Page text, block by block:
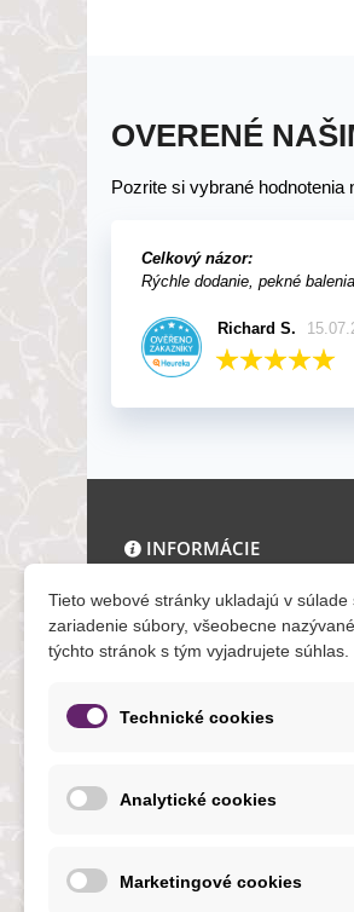
OVERENÉ
Pozrite si vybrané hodnotenia
Celkový názor:
Rýchle dodanie, pekné
Richard S.
INFORMÁCIE
O nás a kontakt
Obchodné podmienky
Ochrana osobných údajov
Formuláre
NOVINKY
Tieto webové stránky ukladajú v
zariadenie súbory, všeobecne
týchto stránok s tým vyjadrujete súhlas.
Technické cookies
Analytické cookies
Marketingové cookies